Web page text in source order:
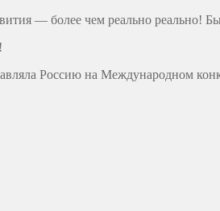
— более чем реально реально!
Россию на Международном